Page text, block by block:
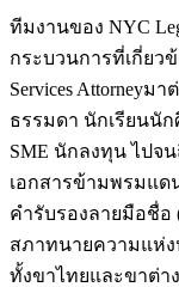
ทีมงานของ NYC
กระบวนการที่เกี่ยวข้
Services Attorney
ธรรมดา นักเรียนนั
SME นักลงทุน ไปจ
เอกสารข้ามพรมแ
คำรับรองลายมือชื่อ
สภาทนายความแห่ง
ทั้งขาไทยและขาต่า